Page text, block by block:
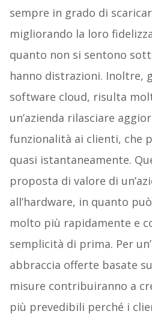
sempre in grado di
migliorando la loro
quanto non si sentono
hanno distrazioni. Inoltre,
software cloud, risulta
un’azienda rilasciare
funzionalità ai clienti, che
quasi istantaneamente.
proposta di valore di
all’hardware, in quanto
molto più rapidamente e
semplicità di prima. Per
abbraccia offerte basate
misure contribuiranno a
più prevedibili perché i